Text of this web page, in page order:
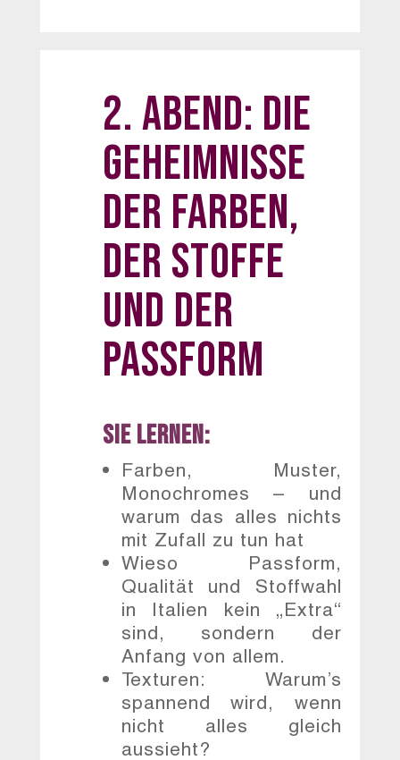
2. Abend: Die
Geheimnisse
der Farben,
der Stoffe
und der
Passform
Sie lernen:
Farben, Muster,
Monochromes – und
warum das alles nichts
mit Zufall zu tun hat
Wieso Passform,
Qualität und Stoffwahl
in Italien kein „Extra“
sind, sondern der
Anfang von allem.
Texturen: Warum’s
spannend wird, wenn
nicht alles gleich
aussieht?